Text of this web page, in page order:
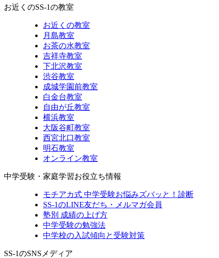
お近くのSS-1の教室
お近くの教室
月島教室
お茶の水教室
吉祥寺教室
下北沢教室
渋谷教室
成城学園前教室
白金台教室
自由が丘教室
横浜教室
大阪谷町教室
西宮北口教室
明石教室
オンライン教室
中学受験・家庭学習お役立ち情報
モチアカ式 中学受験お悩みズバッと！診断
SS-1のLINE友だち・メルマガ会員
塾別 成績の上げ方
中学受験の勉強法
中学校の入試傾向と受験対策
SS-1のSNSメディア